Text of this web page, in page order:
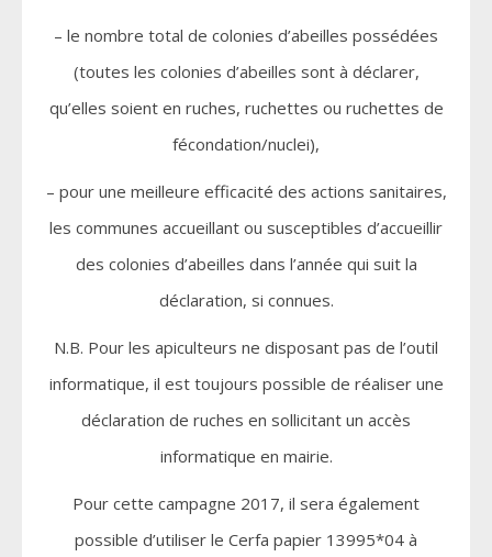
– le nombre total de colonies d’abeilles possédées
(toutes les colonies d’abeilles sont à déclarer,
qu’elles soient en ruches, ruchettes ou ruchettes de
fécondation/nuclei),
– pour une meilleure efficacité des actions sanitaires,
les communes accueillant ou susceptibles d’accueillir
des colonies d’abeilles dans l’année qui suit la
déclaration, si connues.
N.B. Pour les apiculteurs ne disposant pas de l’outil
informatique, il est toujours possible de réaliser une
déclaration de ruches en sollicitant un accès
informatique en mairie.
Pour cette campagne 2017, il sera également
possible d’utiliser le Cerfa papier 13995*04 à